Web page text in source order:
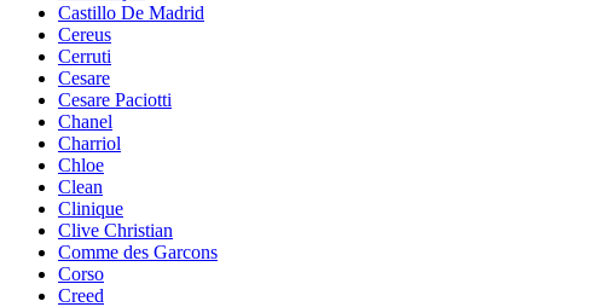
Castillo De Madrid
Cereus
Cerruti
Cesare
Cesare Paciotti
Chanel
Charriol
Chloe
Clean
Clinique
Clive Christian
Comme des Garcons
Corso
Creed